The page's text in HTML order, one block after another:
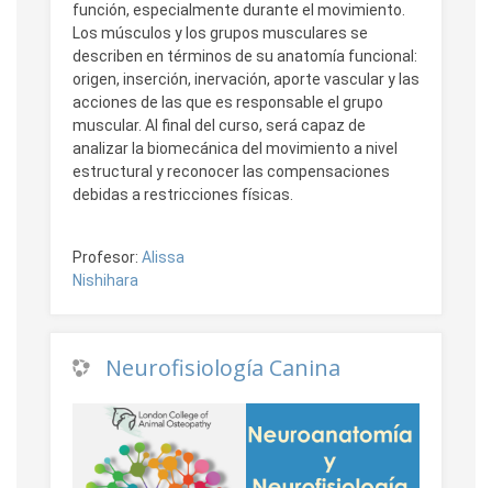
función, especialmente durante el movimiento.
Los músculos y los grupos musculares se
describen en términos de su anatomía funcional:
origen, inserción, inervación, aporte vascular y las
acciones de las que es responsable el grupo
muscular. Al final del curso, será capaz de
analizar la biomecánica del movimiento a nivel
estructural y reconocer las compensaciones
debidas a restricciones físicas.
Profesor: Alissa
Nishihara
Neurofisiología Canina